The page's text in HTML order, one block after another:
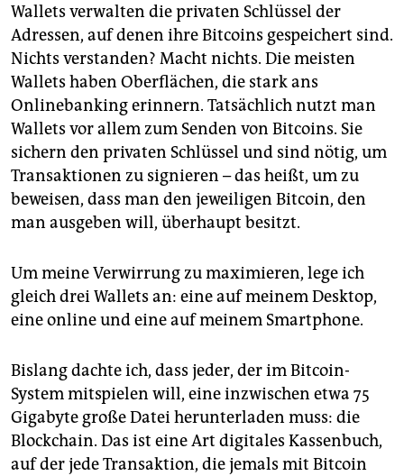
Wallets verwalten die privaten Schlüssel der
Adressen, auf denen ihre Bitcoins gespeichert sind.
Nichts verstanden? Macht nichts. Die meisten
Wallets haben Oberflächen, die stark ans
Onlinebanking erinnern. Tatsächlich nutzt man
Wallets vor allem zum Senden von Bitcoins. Sie
sichern den privaten Schlüssel und sind nötig, um
Transaktionen zu signieren – das heißt, um zu
beweisen, dass man den jeweiligen Bitcoin, den
man ausgeben will, überhaupt besitzt.
Um meine Verwirrung zu maximieren, lege ich
gleich drei Wallets an: eine auf meinem Desktop,
eine online und eine auf meinem Smartphone.
Bislang dachte ich, dass jeder, der im Bitcoin-
System mitspielen will, eine inzwischen etwa 75
Gigabyte große Datei herunterladen muss: die
Blockchain. Das ist eine Art digitales Kassenbuch,
auf der jede Transaktion, die jemals mit Bitcoin